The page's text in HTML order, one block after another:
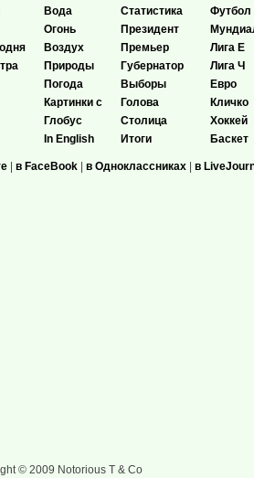
Вода
Огонь
Воздух
Природы
Погода
Картинки с
Глобус
In English
Статистика
Президент
Премьер
Губернатор
Выборы
Голова
Столица
Итоги
Футбол
Лига Е
Лига Ч
Евро
Кличко
Хоккей
Баскет
| в FaceBook | в Одноклассниках | в
© 2009 Notorious T & Co